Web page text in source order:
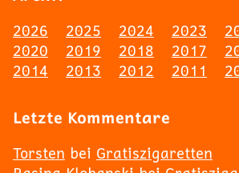
2026 2025 2024 2023
2020
2019 2018 2017
2014
2013 2012 2011
Letzte Kommentare
Torsten bei Gratiszigaretten